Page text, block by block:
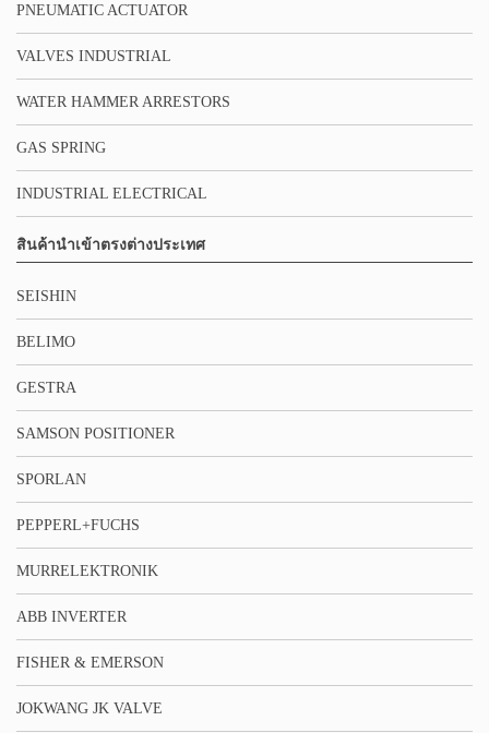
PNEUMATIC ACTUATOR
VALVES INDUSTRIAL
WATER HAMMER ARRESTORS
GAS SPRING
INDUSTRIAL ELECTRICAL
สินค้านำเข้าตรงต่างประเทศ
SEISHIN
BELIMO
GESTRA
SAMSON POSITIONER
SPORLAN
PEPPERL+FUCHS
MURRELEKTRONIK
ABB INVERTER
FISHER & EMERSON
JOKWANG JK VALVE